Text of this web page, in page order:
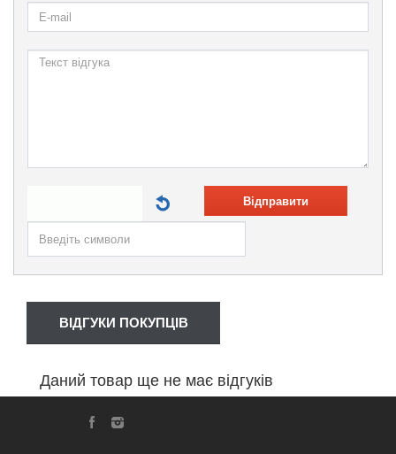
Відправити
ВІДГУКИ ПОКУПЦІВ
Даний товар ще не має відгуків